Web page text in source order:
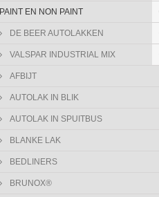
PAINT EN NON PAINT
DE BEER AUTOLAKKEN
VALSPAR INDUSTRIAL MIX
AFBIJT
AUTOLAK IN BLIK
AUTOLAK IN SPUITBUS
BLANKE LAK
BEDLINERS
BRUNOX®